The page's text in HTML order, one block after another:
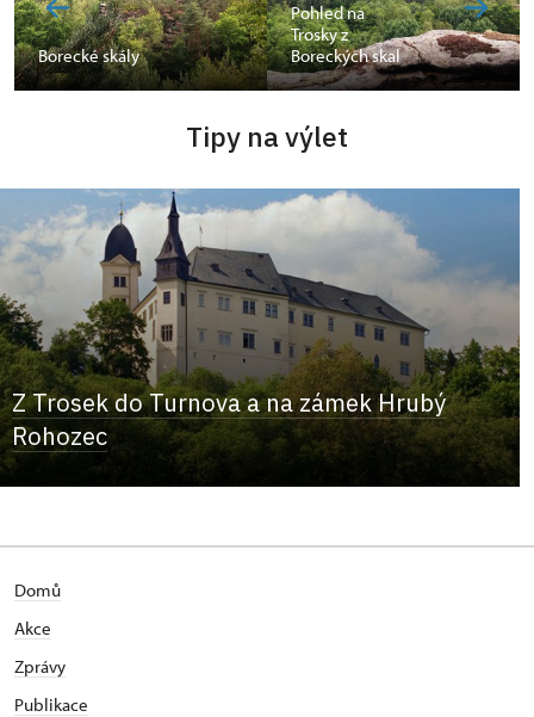
Borecké skály
Pohled na
Trosky z
Boreckých skal
Tipy na výlet
Z Trosek do Turnova a na zámek Hrubý
Rohozec
Domů
Akce
Zprávy
Publikace